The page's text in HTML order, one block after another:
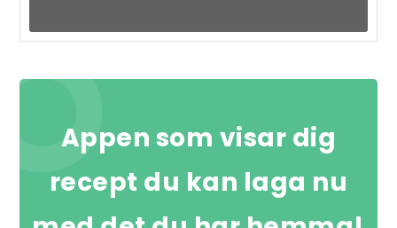
Appen som visar dig
recept du kan laga nu